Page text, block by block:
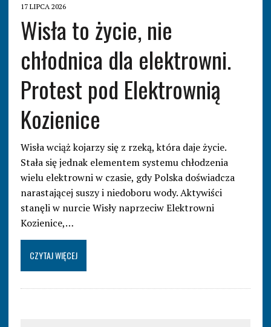
17 LIPCA 2026
Wisła to życie, nie
chłodnica dla elektrowni.
Protest pod Elektrownią
Kozienice
Wisła wciąż kojarzy się z rzeką, która daje życie.
Stała się jednak elementem systemu chłodzenia
wielu elektrowni w czasie, gdy Polska doświadcza
narastającej suszy i niedoboru wody. Aktywiści
stanęli w nurcie Wisły naprzeciw Elektrowni
Kozienice,…
CZYTAJ WIĘCEJ